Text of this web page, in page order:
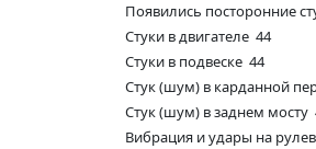
Появились посторонние
Стуки в двигателе 44
Стуки в подвеске 44
Стук (шум) в карданной
Стук (шум) в заднем мосту
Вибрация и удары на